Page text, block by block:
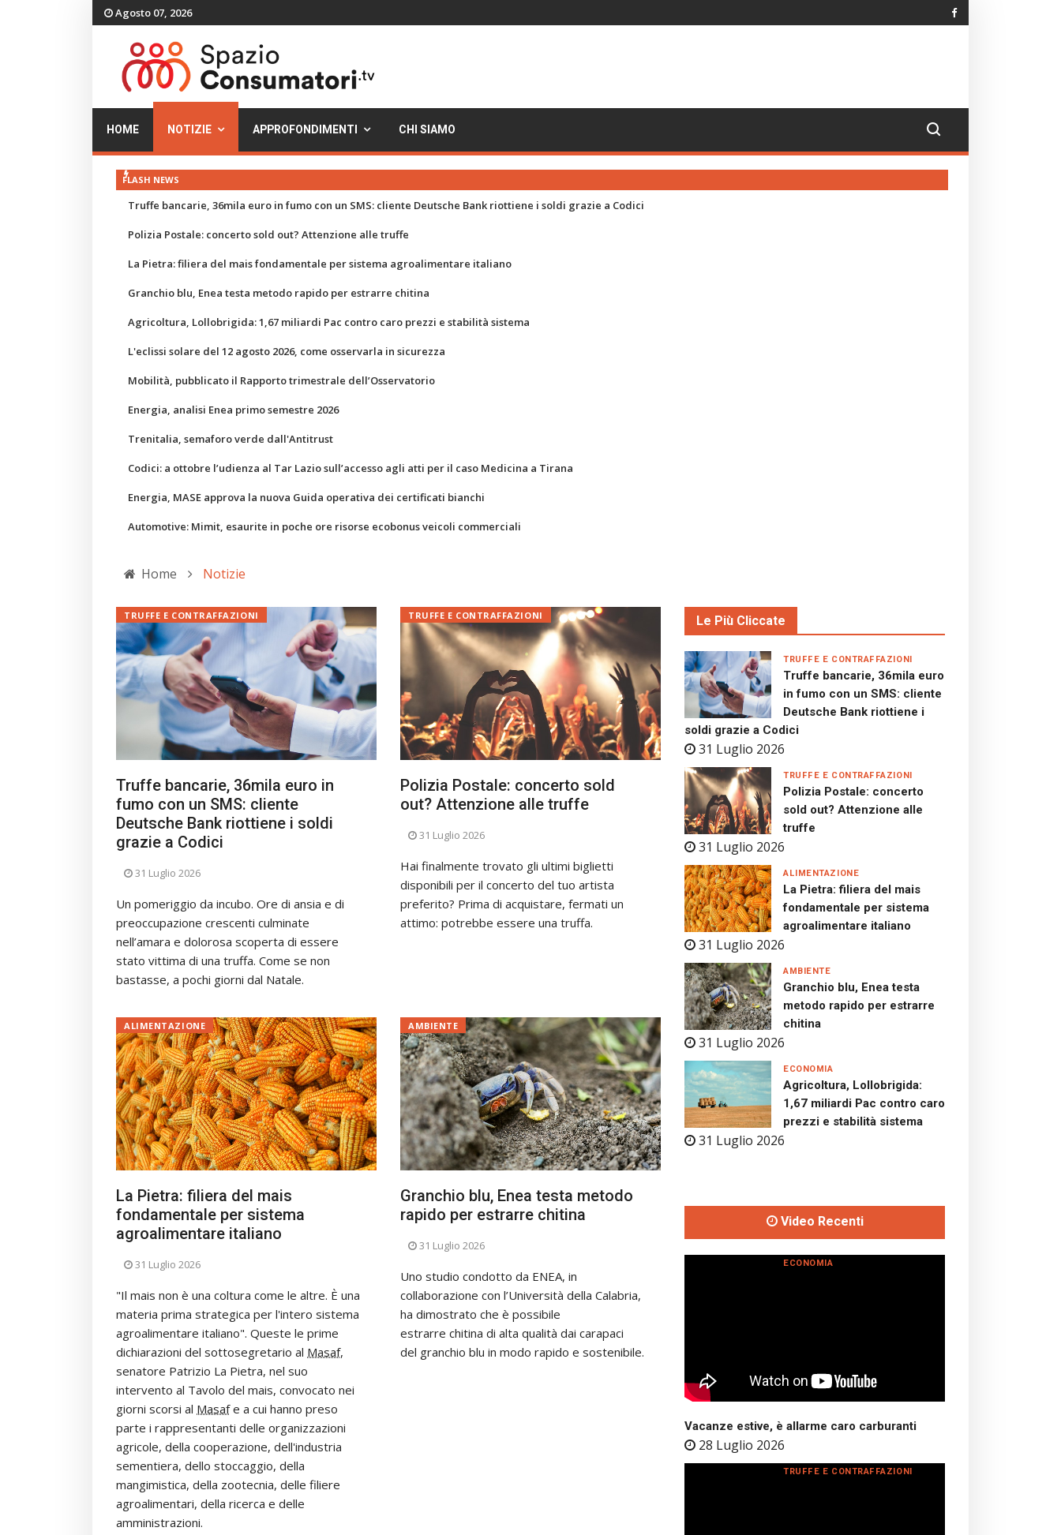
Agosto 07, 2026
HOME NOTIZIE APPROFONDIMENTI CHI SIAMO
FLASH NEWS
Truffe bancarie, 36mila euro in fumo con un SMS: cliente Deutsche Bank riottiene i soldi grazie a Codici
Polizia Postale: concerto sold out? Attenzione alle truffe
La Pietra: filiera del mais fondamentale per sistema agroalimentare italiano
Granchio blu, Enea testa metodo rapido per estrarre chitina
Agricoltura, Lollobrigida: 1,67 miliardi Pac contro caro prezzi e stabilità sistema
L'eclissi solare del 12 agosto 2026, come osservarla in sicurezza
Mobilità, pubblicato il Rapporto trimestrale dell’Osservatorio
Energia, analisi Enea primo semestre 2026
Trenitalia, semaforo verde dall'Antitrust
Codici: a ottobre l’udienza al Tar Lazio sull’accesso agli atti per il caso Medicina a Tirana
Energia, MASE approva la nuova Guida operativa dei certificati bianchi
Automotive: Mimit, esaurite in poche ore risorse ecobonus veicoli commerciali
Home Notizie
Truffe bancarie, 36mila euro in
fumo con un SMS: cliente
Deutsche Bank riottiene i soldi
grazie a Codici
TRUFFE E CONTRAFFAZIONI
31 Luglio 2026
Un pomeriggio da incubo. Ore di ansia e di
preoccupazione crescenti culminate
nell’amara e dolorosa scoperta di essere
stato vittima di una truffa. Come se non
bastasse, a pochi giorni dal Natale.
Polizia Postale: concerto sold
out? Attenzione alle truffe
TRUFFE E CONTRAFFAZIONI
31 Luglio 2026
Hai finalmente trovato gli ultimi biglietti
disponibili per il concerto del tuo artista
preferito? Prima di acquistare, fermati un
attimo: potrebbe essere una truffa.
La Pietra: filiera del mais
fondamentale per sistema
agroalimentare italiano
ALIMENTAZIONE
31 Luglio 2026
"Il mais non è una coltura come le altre. È una
materia prima strategica per l'intero sistema
agroalimentare italiano". Queste le prime
dichiarazioni del sottosegretario al Masaf,
senatore Patrizio La Pietra, nel suo
intervento al Tavolo del mais, convocato nei
giorni scorsi al Masafe a cui hanno preso
parte i rappresentanti delle organizzazioni
agricole, della cooperazione, dell'industria
sementiera, dello stoccaggio, della
mangimistica, della zootecnia, delle filiere
agroalimentari, della ricerca e delle
amministrazioni.
Granchio blu, Enea testa metodo
rapido per estrarre chitina
AMBIENTE
31 Luglio 2026
Uno studio condotto da ENEA, in
collaborazione con l’Università della Calabria,
ha dimostrato che è possibile
estrarre chitina di alta qualità dai carapaci
del granchio blu in modo rapido e sostenibile.
Le Più Cliccate
Truffe bancarie, 36mila euro
in fumo con un SMS: cliente
Deutsche Bank riottiene i
soldi grazie a Codici
31 Luglio 2026
TRUFFE E CONTRAFFAZIONI
Polizia Postale: concerto
sold out? Attenzione alle
truffe
31 Luglio 2026
TRUFFE E CONTRAFFAZIONI
La Pietra: filiera del mais
fondamentale per sistema
agroalimentare italiano
31 Luglio 2026
ALIMENTAZIONE
Granchio blu, Enea testa
metodo rapido per estrarre
chitina
31 Luglio 2026
AMBIENTE
Agricoltura, Lollobrigida:
1,67 miliardi Pac contro caro
prezzi e stabilità sistema
31 Luglio 2026
ECONOMIA
Video Recenti
Vacanze estive, è allarme caro carburanti
28 Luglio 2026
ECONOMIA
TRUFFE E CONTRAFFAZIONI